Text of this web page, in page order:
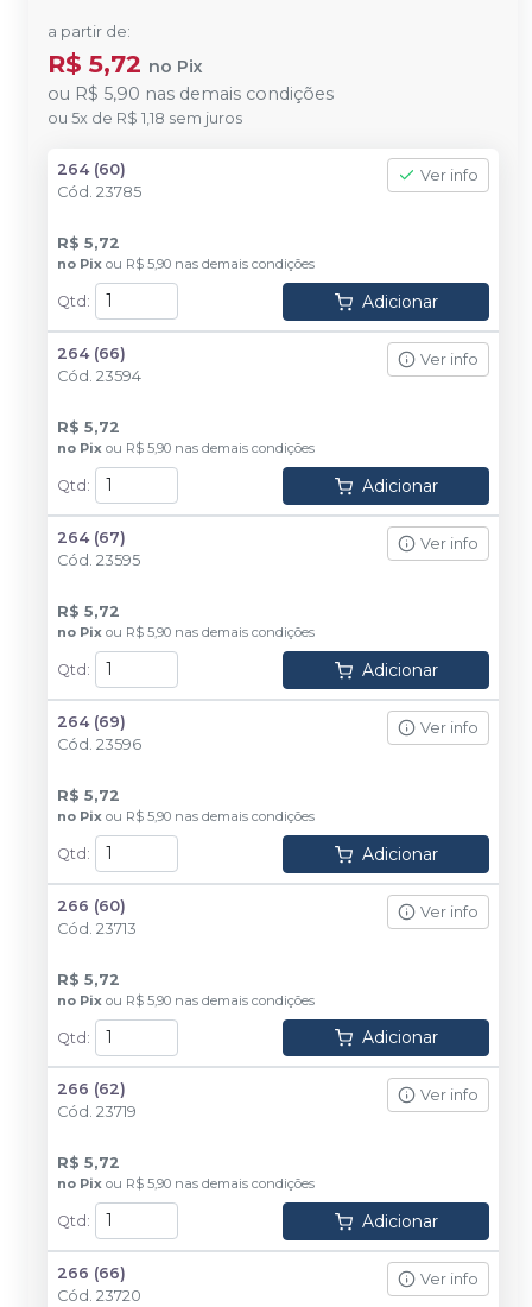
a partir de:
R$ 5,72 no Pix
ou R$ 5,90 nas demais condições
ou 5x de R$ 1,18 sem juros
264 (60)
Cód. 23785
Ver info
R$ 5,72
no Pix ou R$ 5,90 nas demais condições
Qtd : Adicionar
264 (66)
Cód. 23594
Ver info
R$ 5,72
no Pix ou R$ 5,90 nas demais condições
Qtd : Adicionar
264 (67)
Cód. 23595
Ver info
R$ 5,72
no Pix ou R$ 5,90 nas demais condições
Qtd : Adicionar
264 (69)
Cód. 23596
Ver info
R$ 5,72
no Pix ou R$ 5,90 nas demais condições
Qtd : Adicionar
266 (60)
Cód. 23713
Ver info
R$ 5,72
no Pix ou R$ 5,90 nas demais condições
Qtd: Adicionar
266 (62)
Cód. 23719
Ver info
R$ 5,72
no Pix ou R$ 5,90 nas demais condições
Qtd : Adicionar
266 (66)
Cód. 23720
Ver info